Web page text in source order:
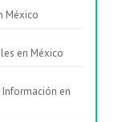
México
en México
Información en